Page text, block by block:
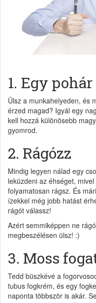
1. Egy
Ülsz a munkahelyeden, és
érzed magad? Igyál egy
kell hozzá különösebb
gyomrod.
2. Rágózz
Mindig legyen nálad egy
leküzdeni az éhséget,
folyamatosan rágsz. És
ízekkel még jobb hatást
rágót válassz!
Azért semmiképpen ne
megbeszélésen ülsz! :)
3. Moss
Tedd büszkévé a
tubus fogkrém, és egy
naponta többször is akár.